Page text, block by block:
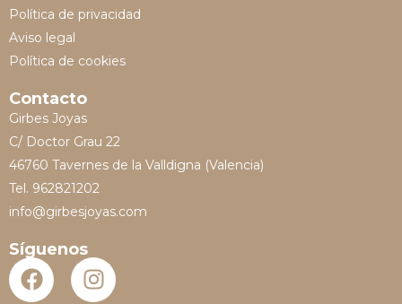
Política de privacidad
Aviso legal
Política de cookies
Contacto
Girbes Joyas
C/ Doctor Grau 22
46760 Tavernes de la Valldigna (Valencia)
Tel. 962821202
info@girbesjoyas.com
Síguenos